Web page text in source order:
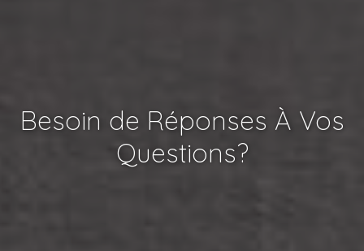
Besoin de Réponses À Vos
Questions?